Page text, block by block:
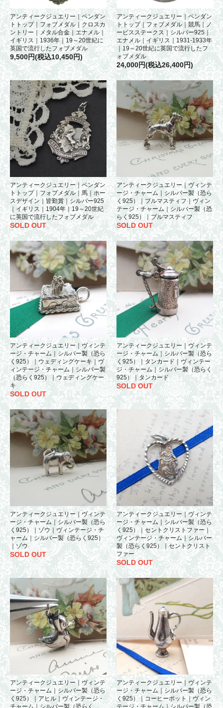
アンティークジュエリー｜ペンダン
トトップ｜フォブメダル｜クロスカ
ントリー｜メタル合金｜エナメル｜
イギリス｜1936年｜19～20世紀に
英国で流行したフォブメダル
9,500円(税込10,450円)
アンティークジュエリー｜ペンダン
トトップ｜フォブメダル｜競馬｜ノ
ービスステークス｜シルバー925｜
エナメル｜イギリス｜1931-1933年
｜19～20世紀に英国で流行したフ
ォブメダル
24,000円(税込26,400円)
アンティークジュエリー｜ペンダン
トトップ｜フォブメダル｜馬｜ホー
スデザイン｜皆勤賞｜シルバー925
｜イギリス｜1904年｜19～20世紀
に英国で流行したフォブメダル
SOLD OUT
アンティークジュエリー｜ヴィンテ
ージ・チャーム｜シルバー製（恐ら
く925）｜ブルマスティフ｜ヴィン
テージ・チャーム｜シルバー製（恐
らく925）｜ブルマスティフ
SOLD OUT
アンティークジュエリー｜ヴィンテ
ージ・チャーム｜シルバー製（恐ら
く925）｜ウェディングケーキ｜ヴ
ィンテージ・チャーム｜シルバー製
（恐らく925）｜ウェディングケー
キ
SOLD OUT
アンティークジュエリー｜ヴィンテ
ージ・チャーム｜シルバー製（恐ら
く925）｜タンカード｜ヴィンテー
ジ・チャーム｜シルバー製（恐らく
925）｜タンカード
SOLD OUT
アンティークジュエリー｜ヴィンテ
ージ・チャーム｜シルバー製（恐ら
く925）｜ゾウ｜ヴィンテージ・チ
ャーム｜シルバー製（恐らく925）
｜ゾウ
SOLD OUT
アンティークジュエリー｜ヴィンテ
ージ・チャーム｜シルバー製（恐ら
く925）｜セントクリストファー｜
ヴィンテージ・チャーム｜シルバー
製（恐らく925）｜セントクリスト
ファー
SOLD OUT
アンティークジュエリー｜ヴィンテ
ージ・チャーム｜シルバー製（恐ら
く925）｜アヒル｜ヴィンテージ・
チャーム｜シルバー製（恐らく
アンティークジュエリー｜ヴィンテ
ージ・チャーム｜シルバー製（恐ら
く925）｜コーヒーポット｜ヴィン
テージ・チャーム｜シルバー製（恐